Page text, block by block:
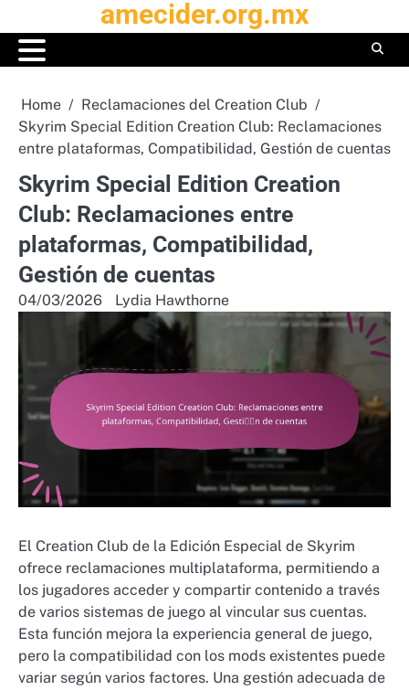
to
content
amecider.org.mx
Home
Reclamaciones del Creation Club
Skyrim Special Edition Creation Club: Reclamaciones
entre plataformas, Compatibilidad, Gestión de cuentas
Skyrim Special Edition Creation
Club: Reclamaciones entre
plataformas, Compatibilidad,
Gestión de cuentas
04/03/2026 Lydia Hawthorne
El Creation Club de la Edición Especial de Skyrim
ofrece reclamaciones multiplataforma, permitiendo a
los jugadores acceder y compartir contenido a través
de varios sistemas de juego al vincular sus cuentas.
Esta función mejora la experiencia general de juego,
pero la compatibilidad con los mods existentes puede
variar según varios factores. Una gestión adecuada de